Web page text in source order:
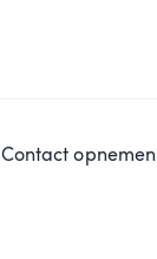
Contact opnemen